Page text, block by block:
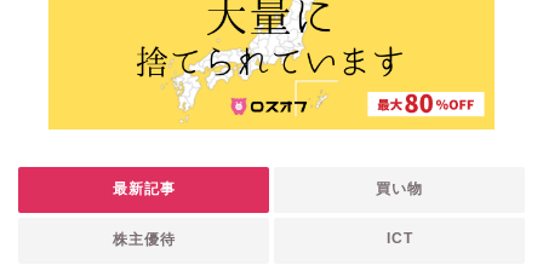
最新記事 買い物
株主優待 ICT